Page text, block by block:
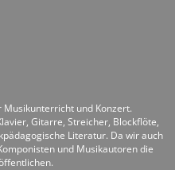
und Konzert.
Gitarre, Streicher, Blockflöte,
Literatur. Da wir auch
und Musikautoren die